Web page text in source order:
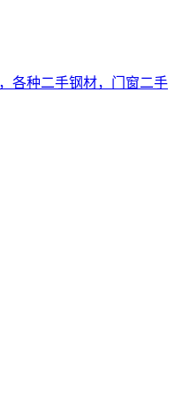
各种二手钢材，门窗二手